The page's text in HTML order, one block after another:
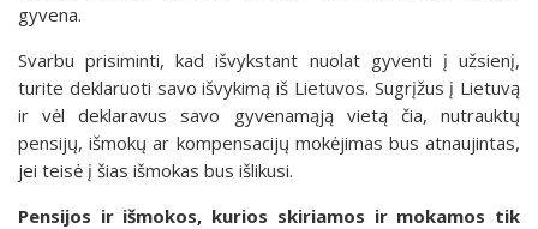
gyvena.
Svarbu prisiminti, kad išvykstant nuolat gyventi į užsienį,
turite deklaruoti savo išvykimą iš Lietuvos. Sugrįžus į Lietuvą
ir vėl deklaravus savo gyvenamąją vietą čia, nutrauktų
pensijų, išmokų ar kompensacijų mokėjimas bus atnaujintas,
jei teisė į šias išmokas bus išlikusi.
Pensijos ir išmokos, kurios skiriamos ir mokamos tik